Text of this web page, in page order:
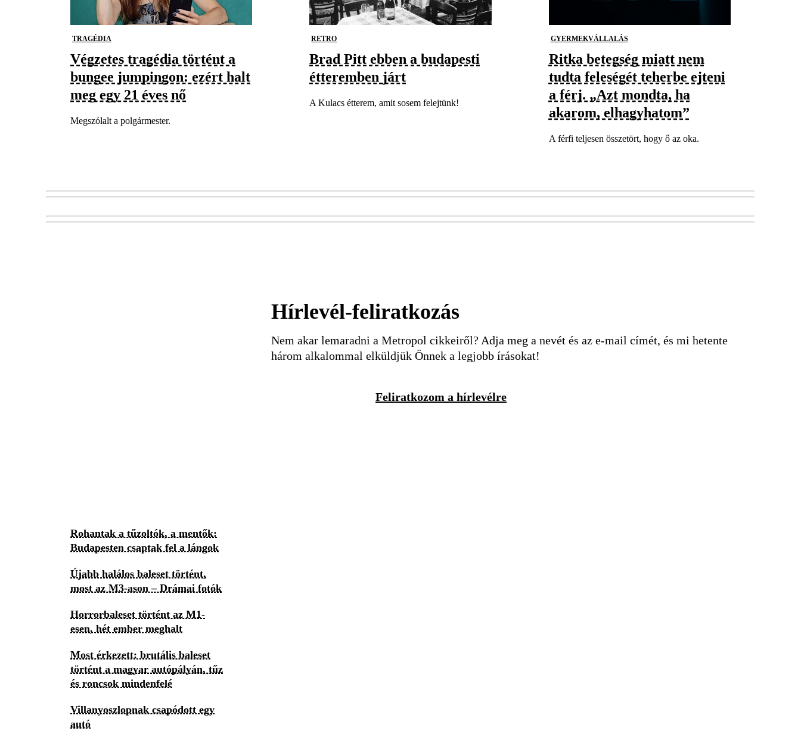
TRAGÉDIA
Végzetes tragédia történt a
bungee jumpingon: ezért halt
meg egy 21 éves nő
Megszólalt a polgármester.
RETRO
Brad Pitt ebben a budapesti
étteremben járt
A Kulacs étterem, amit sosem felejtünk!
GYERMEKVÁLLALÁS
Ritka betegség miatt nem
tudta feleségét teherbe ejteni
a férj. „Azt mondta, ha
akarom, elhagyhatom”
A férfi teljesen összetört, hogy ő az oka.
Hírlevél-feliratkozás
Nem akar lemaradni a Metropol cikkeiről? Adja meg a nevét és az e-mail címét, és mi hetente
három alkalommal elküldjük Önnek a legjobb írásokat!
Feliratkozom a hírlevélre
Rohantak a tűzoltók, a mentők:
Budapesten csaptak fel a lángok
Újabb halálos baleset történt,
most az M3-ason – Drámai fotók
Horrorbaleset történt az M1-
esen, hét ember meghalt
Most érkezett: brutális baleset
történt a magyar autópályán, tűz
és roncsok mindenfelé
Villanyoszlopnak csapódott egy
autó